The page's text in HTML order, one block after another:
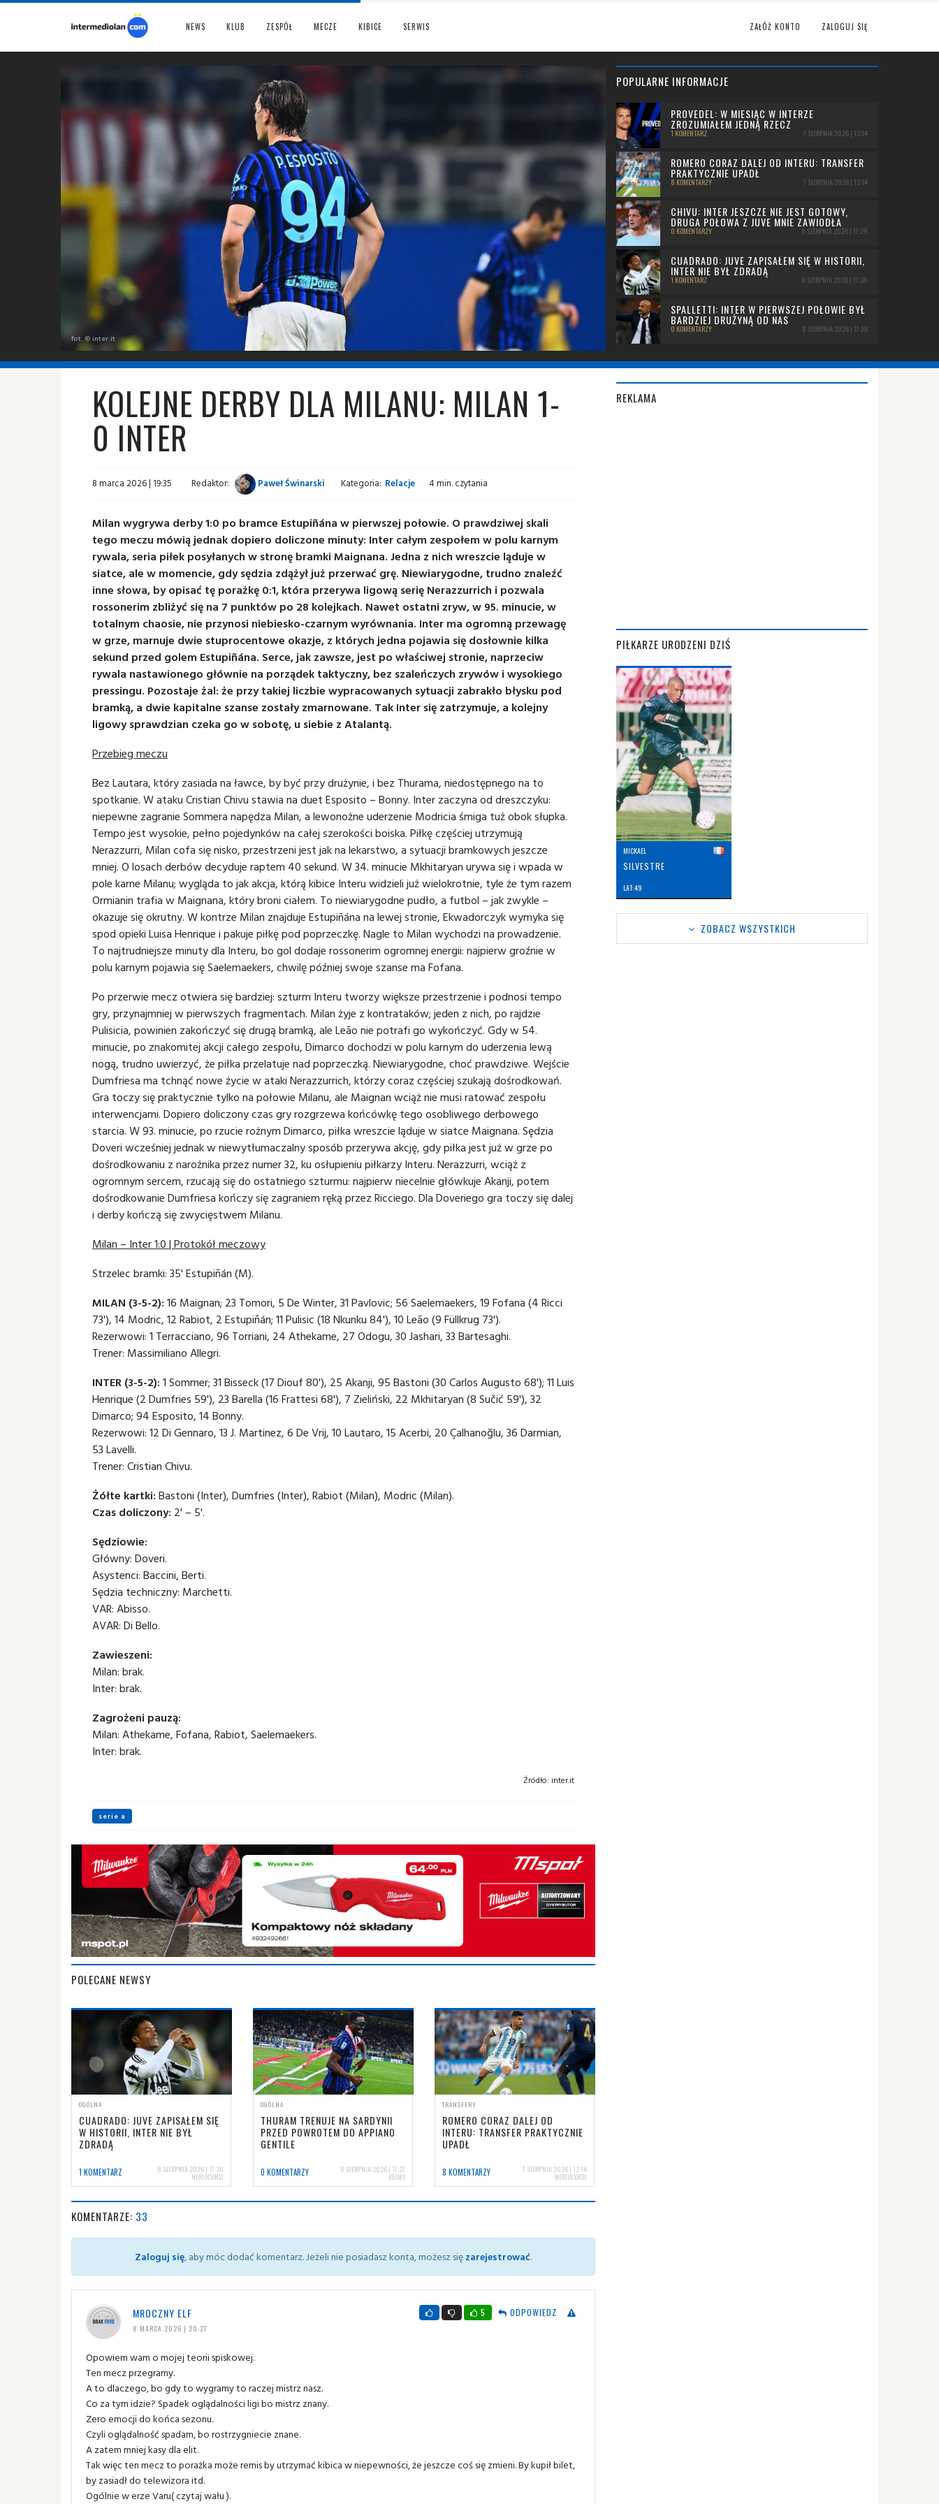
NEWS KLUB ZESPÓŁ MECZE KIBICE SERWIS ZAŁÓŻ KONTO ZALOGUJ SIĘ
fot. © inter.it
POPULARNE INFORMACJE
PROVEDEL: W MIESIĄC W INTERZE
ZROZUMIAŁEM JEDNĄ RZECZ
1 KOMENTARZ 7 SIERPNIA 2026 | 12:14
ROMERO CORAZ DALEJ OD INTERU: TRANSFER
PRAKTYCZNIE UPADŁ
8 KOMENTARZY 7 SIERPNIA 2026 | 12:14
CHIVU: INTER JESZCZE NIE JEST GOTOWY,
DRUGA POŁOWA Z JUVE MNIE ZAWIODŁA
0 KOMENTARZY 8 SIERPNIA 2026 | 17:29
CUADRADO: JUVE ZAPISAŁEM SIĘ W HISTORII,
INTER NIE BYŁ ZDRADĄ
1 KOMENTARZ 8 SIERPNIA 2026 | 17:30
SPALLETTI: INTER W PIERWSZEJ POŁOWIE BYŁ
BARDZIEJ DRUŻYNĄ OD NAS
0 KOMENTARZY 8 SIERPNIA 2026 | 17:26
KOLEJNE DERBY DLA MILANU: MILAN 1-
0 INTER
8 marca 2026 | 19:35 Redaktor: Paweł Świnarski Kategoria: Relacje 4 min. czytania
Milan wygrywa derby 1:0 po bramce Estupiñána w pierwszej połowie. O prawdziwej skali
tego meczu mówią jednak dopiero doliczone minuty: Inter całym zespołem w polu karnym
rywala, seria piłek posyłanych w stronę bramki Maignana. Jedna z nich wreszcie ląduje w
siatce, ale w momencie, gdy sędzia zdążył już przerwać grę. Niewiarygodne, trudno znaleźć
inne słowa, by opisać tę porażkę 0:1, która przerywa ligową serię Nerazzurrich i pozwala
rossonerim zbliżyć się na 7 punktów po 28 kolejkach. Nawet ostatni zryw, w 95. minucie, w
totalnym chaosie, nie przynosi niebiesko-czarnym wyrównania. Inter ma ogromną przewagę
w grze, marnuje dwie stuprocentowe okazje, z których jedna pojawia się dosłownie kilka
sekund przed golem Estupiñána. Serce, jak zawsze, jest po właściwej stronie, naprzeciw
rywala nastawionego głównie na porządek taktyczny, bez szaleńczych zrywów i wysokiego
pressingu. Pozostaje żal: że przy takiej liczbie wypracowanych sytuacji zabrakło błysku pod
bramką, a dwie kapitalne szanse zostały zmarnowane. Tak Inter się zatrzymuje, a kolejny
ligowy sprawdzian czeka go w sobotę, u siebie z Atalantą.
Przebieg meczu
Bez Lautara, który zasiada na ławce, by być przy drużynie, i bez Thurama, niedostępnego na to
spotkanie. W ataku Cristian Chivu stawia na duet Esposito – Bonny. Inter zaczyna od dreszczyku:
niepewne zagranie Sommera napędza Milan, a lewonożne uderzenie Modricia śmiga tuż obok słupka.
Tempo jest wysokie, pełno pojedynków na całej szerokości boiska. Piłkę częściej utrzymują
Nerazzurri, Milan cofa się nisko, przestrzeni jest jak na lekarstwo, a sytuacji bramkowych jeszcze
mniej. O losach derbów decyduje raptem 40 sekund. W 34. minucie Mkhitaryan urywa się i wpada w
pole karne Milanu; wygląda to jak akcja, którą kibice Interu widzieli już wielokrotnie, tyle że tym razem
Ormianin trafia w Maignana, który broni ciałem. To niewiarygodne pudło, a futbol – jak zwykle –
okazuje się okrutny. W kontrze Milan znajduje Estupiñána na lewej stronie, Ekwadorczyk wymyka się
spod opieki Luisa Henrique i pakuje piłkę pod poprzeczkę. Nagle to Milan wychodzi na prowadzenie.
To najtrudniejsze minuty dla Interu, bo gol dodaje rossonerim ogromnej energii: najpierw groźnie w
polu karnym pojawia się Saelemaekers, chwilę później swoje szanse ma Fofana.
Po przerwie mecz otwiera się bardziej: szturm Interu tworzy większe przestrzenie i podnosi tempo
gry, przynajmniej w pierwszych fragmentach. Milan żyje z kontrataków; jeden z nich, po rajdzie
Pulisicia, powinien zakończyć się drugą bramką, ale Leão nie potrafi go wykończyć. Gdy w 54.
minucie, po znakomitej akcji całego zespołu, Dimarco dochodzi w polu karnym do uderzenia lewą
nogą, trudno uwierzyć, że piłka przelatuje nad poprzeczką. Niewiarygodne, choć prawdziwe. Wejście
Dumfriesa ma tchnąć nowe życie w ataki Nerazzurrich, którzy coraz częściej szukają dośrodkowań.
Gra toczy się praktycznie tylko na połowie Milanu, ale Maignan wciąż nie musi ratować zespołu
interwencjami. Dopiero doliczony czas gry rozgrzewa końcówkę tego osobliwego derbowego
starcia. W 93. minucie, po rzucie rożnym Dimarco, piłka wreszcie ląduje w siatce Maignana. Sędzia
Doveri wcześniej jednak w niewytłumaczalny sposób przerywa akcję, gdy piłka jest już w grze po
dośrodkowaniu z narożnika przez numer 32, ku osłupieniu piłkarzy Interu. Nerazzurri, wciąż z
ogromnym sercem, rzucają się do ostatniego szturmu: najpierw niecelnie główkuje Akanji, potem
dośrodkowanie Dumfriesa kończy się zagraniem ręką przez Ricciego. Dla Doveriego gra toczy się dalej
i derby kończą się zwycięstwem Milanu.
Milan – Inter 1:0 | Protokół meczowy
Strzelec bramki: 35' Estupiñán (M).
MILAN (3-5-2): 16 Maignan; 23 Tomori, 5 De Winter, 31 Pavlovic; 56 Saelemaekers, 19 Fofana (4 Ricci
73'), 14 Modric, 12 Rabiot, 2 Estupiñán; 11 Pulisic (18 Nkunku 84'), 10 Leão (9 Füllkrug 73').
Rezerwowi: 1 Terracciano, 96 Torriani, 24 Athekame, 27 Odogu, 30 Jashari, 33 Bartesaghi.
Trener: Massimiliano Allegri.
INTER (3-5-2): 1 Sommer; 31 Bisseck (17 Diouf 80'), 25 Akanji, 95 Bastoni (30 Carlos Augusto 68'); 11 Luis
Henrique (2 Dumfries 59'), 23 Barella (16 Frattesi 68'), 7 Zieliński, 22 Mkhitaryan (8 Sučić 59'), 32
Dimarco; 94 Esposito, 14 Bonny.
Rezerwowi: 12 Di Gennaro, 13 J. Martinez, 6 De Vrij, 10 Lautaro, 15 Acerbi, 20 Çalhanoğlu, 36 Darmian,
53 Lavelli.
Trener: Cristian Chivu.
Żółte kartki: Bastoni (Inter), Dumfries (Inter), Rabiot (Milan), Modric (Milan).
Czas doliczony: 2' – 5'.
Sędziowie:
Główny: Doveri.
Asystenci: Baccini, Berti.
Sędzia techniczny: Marchetti.
VAR: Abisso.
AVAR: Di Bello.
Zawieszeni:
Milan: brak.
Inter: brak.
Zagrożeni pauzą:
Milan: Athekame, Fofana, Rabiot, Saelemaekers.
Inter: brak.
Źródło: inter.it
serie a
POLECANE NEWSY
OGÓLNA
CUADRADO: JUVE ZAPISAŁEM SIĘ
W HISTORII, INTER NIE BYŁ
ZDRADĄ
1 KOMENTARZ 8 SIERPNIA 2026 | 17:30
NERIOCORSI
OGÓLNA
THURAM TRENUJE NA SARDYNII
PRZED POWROTEM DO APPIANO
GENTILE
0 KOMENTARZY 8 SIERPNIA 2026 | 17:27
KEJMO
TRANSFERY
ROMERO CORAZ DALEJ OD
INTERU: TRANSFER PRAKTYCZNIE
UPADŁ
8 KOMENTARZY 7 SIERPNIA 2026 | 12:14
NERIOCORSI
KOMENTARZE: 33
Zaloguj się, aby móc dodać komentarz. Jeżeli nie posiadasz konta, możesz sięzarejestrować.
MROCZNY ELF
8 MARCA 2026 | 20:27
5 ODPOWIEDZ
Opowiem wam o mojej teorii spiskowej.
Ten mecz przegramy.
A to dlaczego, bo gdy to wygramy to raczej mistrz nasz.
Co za tym idzie? Spadek oglądalności ligi bo mistrz znany.
Zero emocji do końca sezonu.
Czyli oglądalność spadam, bo rostrzygniecie znane.
A zatem mniej kasy dla elit.
Tak więc ten mecz to porażka może remis by utrzymać kibica w niepewności, że jeszcze coś się zmieni. By kupił bilet,
by zasiadł do telewizora itd.
Ogólnie w erze Varu( czytaj wału ).
REKLAMA
PIŁKARZE URODZENI DZIŚ
MICKAEL
SILVESTRE
LAT: 49
ZOBACZ WSZYSTKICH